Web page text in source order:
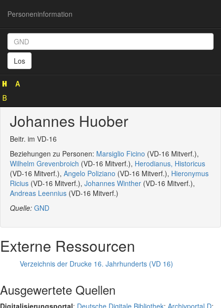
Personeninformation
Los
Personeninformation
11971728X)
Johannes Huober
Beitr. im VD-16
Beziehungen zu Personen: Marsiglio Ficino (VD-16 Mitverf.),
Wilhelm Grevenbroich (VD-16 Mitverf.), Herodianus, Historicus
(VD-16 Mitverf.), Angelo Poliziano (VD-16 Mitverf.), Hieronymus
Ricius (VD-16 Mitverf.), Johannes Winther (VD-16 Mitverf.),
Andreas Leennius (VD-16 Mitverf.)
Quelle: GND
Externe Ressourcen
Verzeichnis der Drucke 16. Jahrhunderts (VD 16)
Ausgewertete Quellen
Digitalisierungsportal: Deutsche Digitale Bibliothek; Archivportal D;